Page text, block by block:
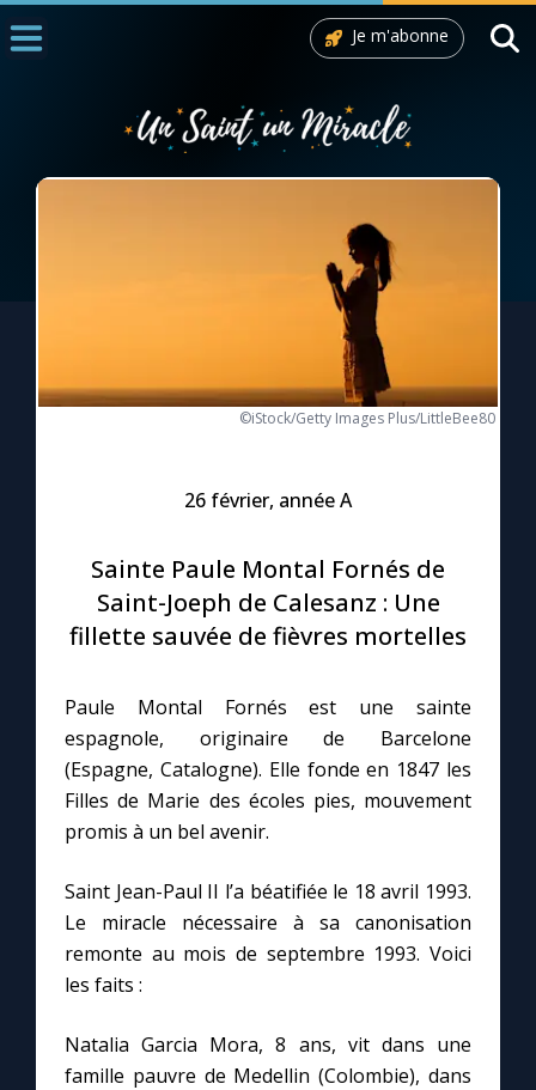
La Messe
La chaîne Youtube
Le compte Tiktok
Le site internet
Questions-réponses
Prier au quotidien
Avec Thérèse de Lisieux
Les premiers samedis du mois
Je m'abonne
©iStock/Getty Images Plus/LittleBee80
26 février, année A
Sainte Paule Montal Fornés de
Saint-Joeph de Calesanz : Une
fillette sauvée de fièvres mortelles
Paule Montal Fornés est une sainte
espagnole, originaire de Barcelone
(Espagne, Catalogne). Elle fonde en 1847 les
Filles de Marie des écoles pies, mouvement
promis à un bel avenir.
Saint Jean-Paul II l’a béatifiée le 18 avril 1993.
Le miracle nécessaire à sa canonisation
remonte au mois de septembre 1993. Voici
les faits :
Natalia Garcia Mora, 8 ans, vit dans une
famille pauvre de Medellin (Colombie), dans